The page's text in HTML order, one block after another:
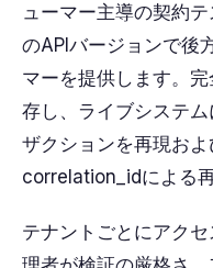
ューマー主導の契約
のAPIバージョンで後
マーを提供します。
存し、ライブシステ
ザクションを再現およ
correlation_idによる
テナントごとにアク